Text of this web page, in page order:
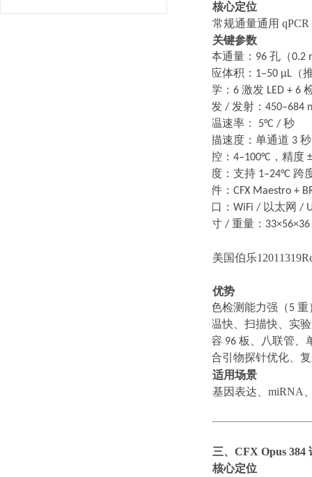
与红外分光光度计的区别
核心定位
常规通量通用
关键参数
样本通量： 96 孔（0.2
反应体积： 1–50 μL （
光学： 6 激发 LED + 6
激发 / 发射： 450–684
升温速率： 5°C / 秒
扫描速度：单通道 3
温控： 4–100°C ，精度
梯度：支持 1–24°C 跨
软件： CFX Maestro +
接口： WiFi / 以太网 /
尺寸 / 重量：
美国伯乐
优势
多色检测能力强（ 5 重
升温快、扫描快、实
兼容 96 板、八联管、
适合引物探针优化、
适用场景
基因表达、 miRNA
三、 CFX Opus 384
核心定位